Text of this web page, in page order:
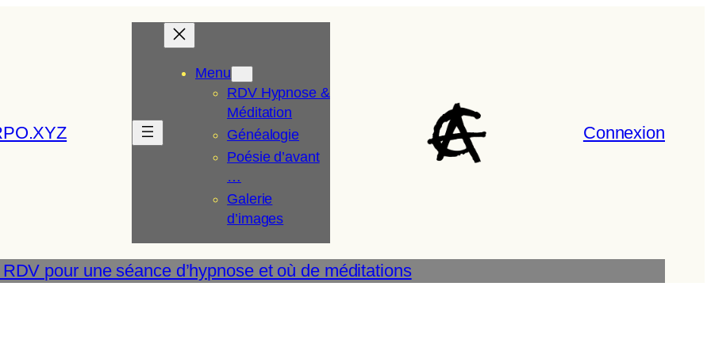
Menu
RDV Hypnose &
Méditation
Généalogie
Poésie d’avant
…
Galerie
d’images
Connexion
pour une séance d’hypnose et où de méditations